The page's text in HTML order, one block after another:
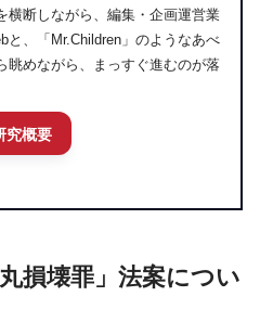
横断しながら、編集・企画運営業
と、「Mr.Children」のようなあべ
眺めながら、まっすぐ進むのが落
究概要
損壊罪」法案につい